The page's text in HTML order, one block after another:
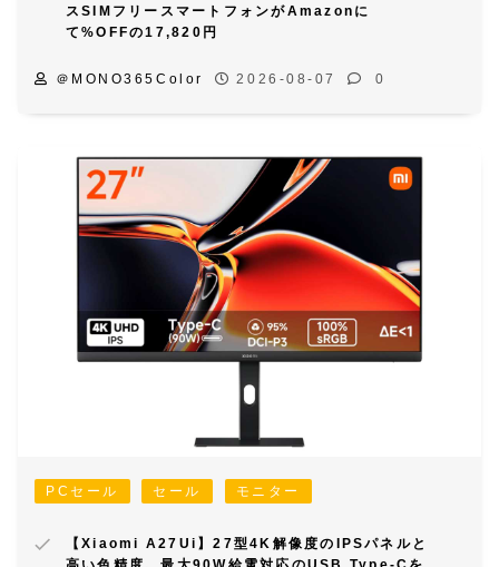
スSIMフリースマートフォンがAmazonに
て%OFFの17,820円
＠MONO365Color 2026-08-07 0
PCセール セール モニター
【Xiaomi A27Ui】27型4K解像度のIPSパネルと